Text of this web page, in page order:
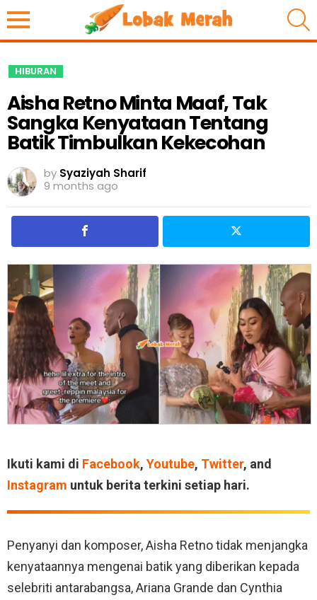
HIBURAN
Aisha Retno Minta Maaf, Tak
Sangka Kenyataan Tentang
Batik Timbulkan Kekecohan
by Syaziyah Sharif
9 months ago
Ikuti kami di Facebook, Youtube, Twitter, and
Instagram untuk berita terkini setiap hari.
Penyanyi dan komposer, Aisha Retno tidak menjangka
kenyataannya mengenai batik yang diberikan kepada
selebriti antarabangsa, Ariana Grande dan Cynthia